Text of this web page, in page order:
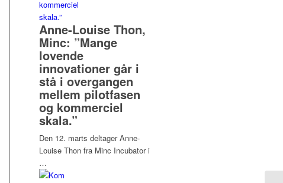
Anne-Louise Thon,
Minc: ”Mange
lovende
innovationer går i
stå i overgangen
mellem pilotfasen
og kommerciel
skala.”
Den 12. marts deltager Anne-
Louise Thon fra Minc Incubator i
…